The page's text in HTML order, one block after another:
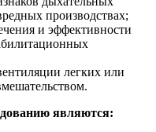
производствах;
и эффективности
легких или
являются: